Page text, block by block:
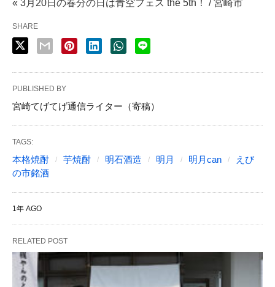
« 3月20日の春分の日は青空フェス the 5th！ / 宮崎市
SHARE
PUBLISHED BY
宮崎てげてげ通信ライター（寄稿）
TAGS:
本格焼酎 芋焼酎 明石酒造 明月 明月can
えび
の市銘酒
1年 AGO
RELATED POST